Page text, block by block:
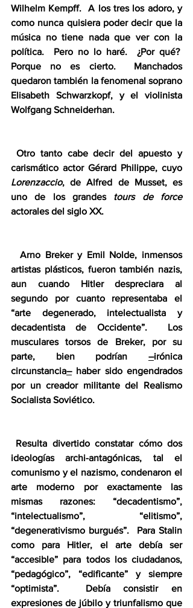
Wilhelm Kempff.  A los tres los adoro, y
como nunca quisiera poder decir que la
música no tiene nada que ver con la
política.  Pero no lo haré.  ¿Por qué?
Porque no es cierto.  Manchados
quedaron también la fenomenal soprano
Elisabeth Schwarzkopf, y el violinista
Wolfgang Schneiderhan.
Otro tanto cabe decir del apuesto y
Lorenzaccio, de Alfred de Musset, es
uno de los grandes
tours de force
actorales del siglo XX.
Arno Breker y Emil Nolde, inmensos
artistas plásticos, fueron también nazis,
aun cuando Hitler despreciara al
segundo por cuanto representaba el
“arte degenerado, intelectualista y
decadentista de Occidente”.  Los
musculares torsos de Breker, por su
parte, bien podrían –irónica
circunstancia– haber sido engendrados
por un creador militante del Realismo
Socialista Soviético.
Resulta divertido constatar cómo dos
ideologías archi-antagónicas, tal el
comunismo y el nazismo, condenaron el
arte moderno por exactamente las
mismas razones: “decadentismo”,
“intelectualismo”, “elitismo”,
“degenerativismo burgués”.  Para Stalin
como para Hitler, el arte debía ser
“accesible” para todos los ciudadanos,
“pedagógico”, “edificante” y siempre
“optimista”.  Debía consistir en
expresiones de júbilo y triunfalismo que